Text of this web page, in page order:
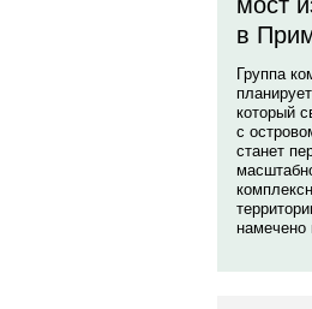
в
Группа
который
с
станет
намечено